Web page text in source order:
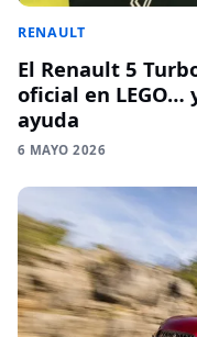
RENAULT
El Renault 5
oficial en LEGO…
ayuda
6 MAYO 2026